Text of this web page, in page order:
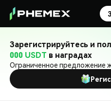
Зарегистрируйтесь и
000 USDT в наградах
Ограниченное предложение